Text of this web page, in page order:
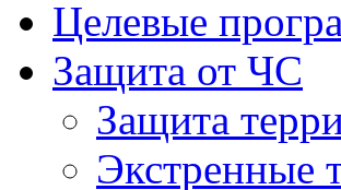
Целевые
Защита от ЧС
Защита
Экстренные